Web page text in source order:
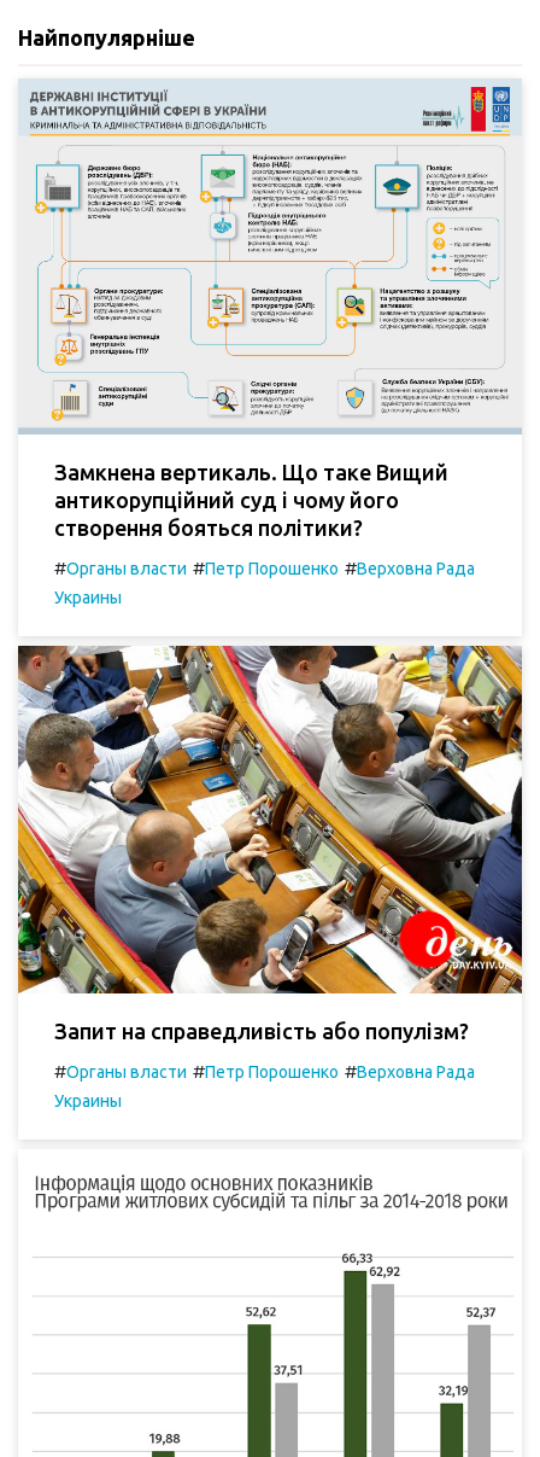
Найпопулярніше
Замкнена вертикаль. Що таке Вищий
антикорупційний суд і чому його
створення бояться політики?
#Органы власти #Петр Порошенко #Верховна Рада
Украины
Запит на справедливість або популізм?
#Органы власти #Петр Порошенко #Верховна Рада
Украины